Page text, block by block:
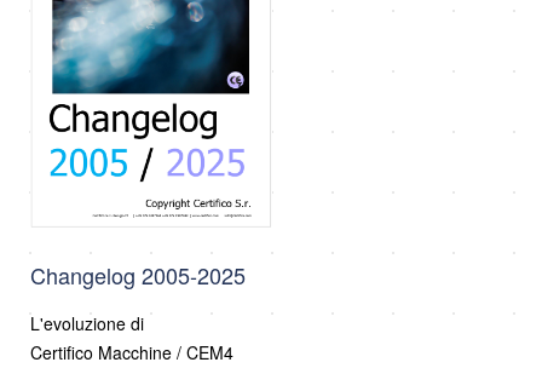
Changelog 2005-2025
L'evoluzione di
Certifico Macchine / CEM4